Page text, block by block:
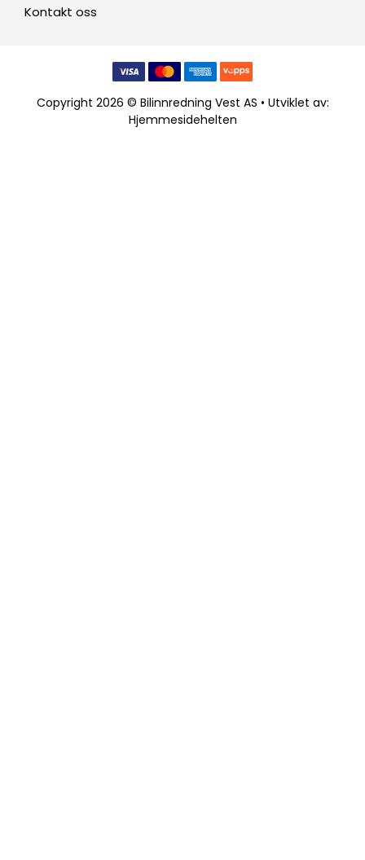
Kontakt oss
Copyright 2026 © Bilinnredning Vest AS • Utviklet av:
Hjemmesidehelten